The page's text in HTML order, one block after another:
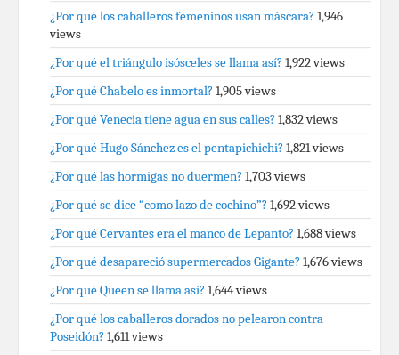
¿Por qué los caballeros femeninos usan máscara? 1,946
views
¿Por qué el triángulo isósceles se llama así? 1,922 views
¿Por qué Chabelo es inmortal? 1,905 views
¿Por qué Venecia tiene agua en sus calles? 1,832 views
¿Por qué Hugo Sánchez es el pentapichichi? 1,821 views
¿Por qué las hormigas no duermen? 1,703 views
¿Por qué se dice “como lazo de cochino”? 1,692 views
¿Por qué Cervantes era el manco de Lepanto? 1,688 views
¿Por qué desapareció supermercados Gigante? 1,676 views
¿Por qué Queen se llama así? 1,644 views
¿Por qué los caballeros dorados no pelearon contra
Poseidón? 1,611 views